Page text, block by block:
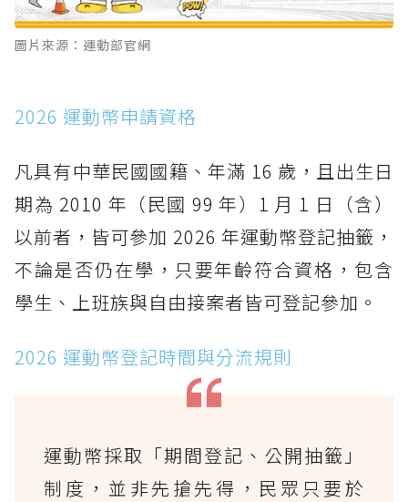
圖片來源：運動部官網
2026 運動幣申請資格
凡具有中華民國國籍、年滿 16 歲，且出生日
期為 2010 年（民國 99 年）1 月 1 日（含）
以前者，皆可參加 2026 年運動幣登記抽籤，
不論是否仍在學，只要年齡符合資格，包含
學生、上班族與自由接案者皆可登記參加。
2026 運動幣登記時間與分流規則
運動幣採取「期間登記、公開抽籤」
制度，並非先搶先得，民眾只要於